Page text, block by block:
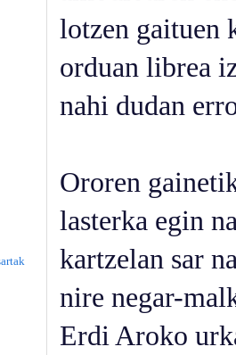
lotzen gaituen
orduan librea
nahi dudan
Ororen
lasterka egin
kartzelan sar
nire negar-
Erdi Aroko